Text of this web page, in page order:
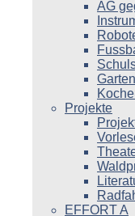
AG
Garten
Projekte
EFFORT A